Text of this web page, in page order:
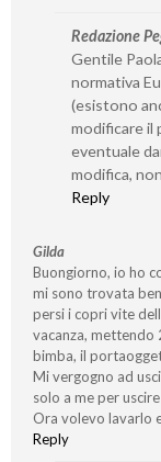
Redazione
Gentile
normativa
(esistono
modificare il
eventuale
modifica,
Reply
Gilda
Buongiorno, io ho
mi sono trovata
persi i copri vite
vacanza, mettendo
bimba, il
Mi vergogno ad
solo a me per
Ora volevo lavarlo
Reply